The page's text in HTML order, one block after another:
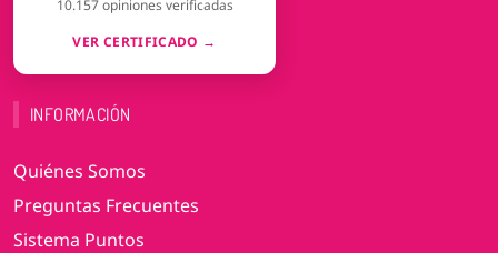
10.157 opiniones verificadas
VER CERTIFICADO →
INFORMACIÓN
Quiénes Somos
Preguntas Frecuentes
Sistema Puntos